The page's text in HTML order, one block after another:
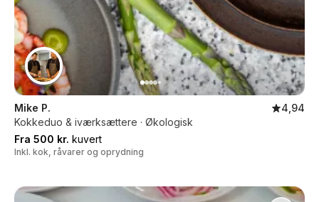
Mike P.
4,94
Kokkeduo & iværksættere · Økologisk
Fra 500 kr. kuvert
Inkl. kok, råvarer og oprydning